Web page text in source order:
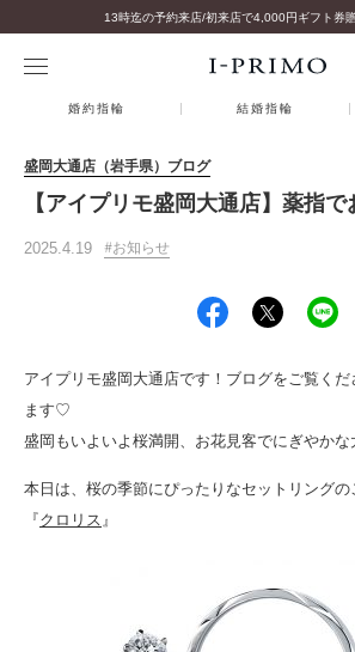
婚約指輪 結婚指輪
盛岡大通店（岩手県）ブログ
【アイプリモ盛岡大通店】薬指で
2025.4.19 お知らせ
アイプリモ盛岡大通店です！ブログをご覧く
ます♡
盛岡もいよいよ桜満開、お花見客でにぎやかな
本日は、桜の季節にぴったりなセットリングの
『クロリス』